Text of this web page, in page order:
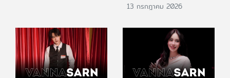
13 กรกฎาคม 2026